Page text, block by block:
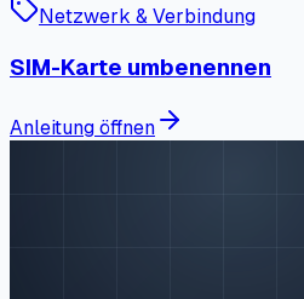
Netzwerk & Verbindung
SIM-Karte umbenennen
Anleitung öffnen